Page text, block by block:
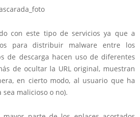
con este tipo de servicios ya que a
para distribuir malware entre los
de descarga hacen uso de diferentes
de ocultar la URL original, muestran
en cierto modo, al usuario que ha
malicioso o no).